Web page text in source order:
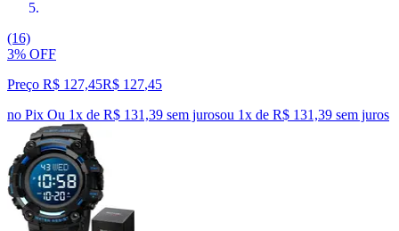
(16)
3% OFF
Preço R$ 127,45R$ 127,45
no Pix Ou 1x de R$ 131,39 sem jurosou 1x de R$ 131,39 sem juros